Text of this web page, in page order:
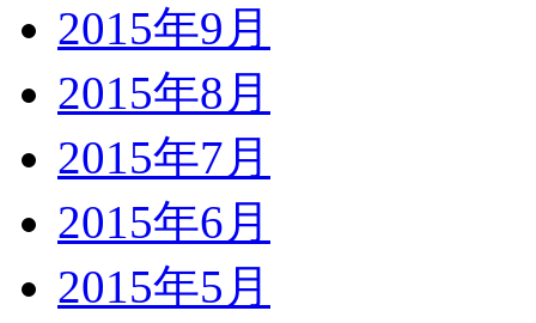
2015年9月
2015年8月
2015年7月
2015年6月
2015年5月